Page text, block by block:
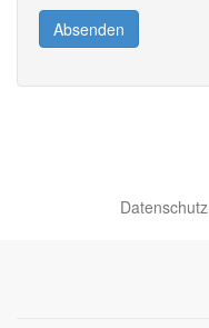
Absenden
Datenschutz